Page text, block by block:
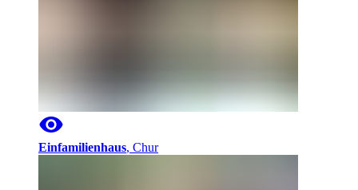
Einfamilienhaus, Chur